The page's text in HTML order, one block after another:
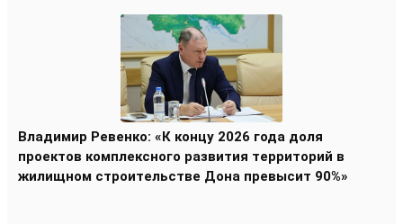
Владимир Ревенко: «К концу 2026 года доля
проектов комплексного развития территорий в
жилищном строительстве Дона превысит 90%»